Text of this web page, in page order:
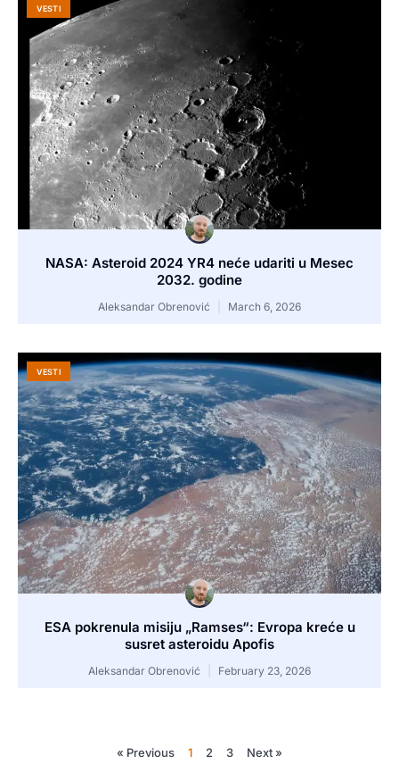
VESTI
NASA: Asteroid 2024 YR4 neće udariti u Mesec
2032. godine
Aleksandar Obrenović March 6, 2026
VESTI
ESA pokrenula misiju „Ramses“: Evropa kreće u
susret asteroidu Apofis
Aleksandar Obrenović February 23, 2026
« Previous 1 2 3 Next »